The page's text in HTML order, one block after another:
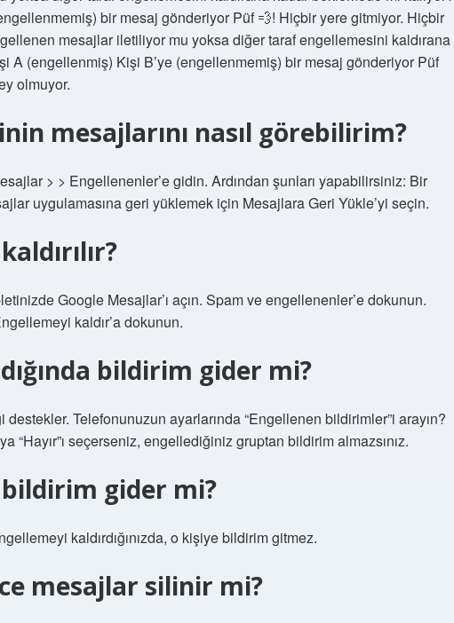
bir mesaj gönderiyor Püf 💨! Hiçbir yere gitmiyor. Hiçbir
mesajlar iletiliyor mu yoksa diğer taraf engellemesini kaldırana
A (engellenmiş) Kişi B’ye (engellenmemiş) bir mesaj gönderiyor Püf
olmuyor.
mesajlarını nasıl görebilirim?
> > Engellenenler’e gidin. Ardından şunları yapabilirsiniz: Bir
uygulamasına geri yüklemek için Mesajlara Geri Yükle’yi seçin.
Google Mesajlar’ı açın. Spam ve engellenenler’e dokunun.
kaldır’a dokunun.
bildirim gider mi?
Telefonunuzun ayarlarında “Engellenen bildirimler”i arayın?
“Hayır”ı seçerseniz, engellediğiniz gruptan bildirim almazsınız.
bildirim gider mi?
kaldırdığınızda, o kişiye bildirim gitmez.
mesajlar silinir mi?